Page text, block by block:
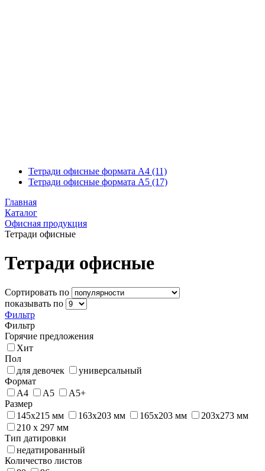
Тетради офисные формата А4 (11)
Тетради офисные формата А5 (17)
Главная
Каталог
Офисная продукция
Тетради офисные
Тетради офисные
Сортировать по
показывать по
Фильтр
Фильтр
Горячие предложения
Хит
Пол
для девочек
универсальный
Формат
А4
А5
А5+
Размер
145х215 мм
163х203 мм 165х203 мм
203х273 мм
210 х 297 мм
Тип датировки
недатированный
Количество листов